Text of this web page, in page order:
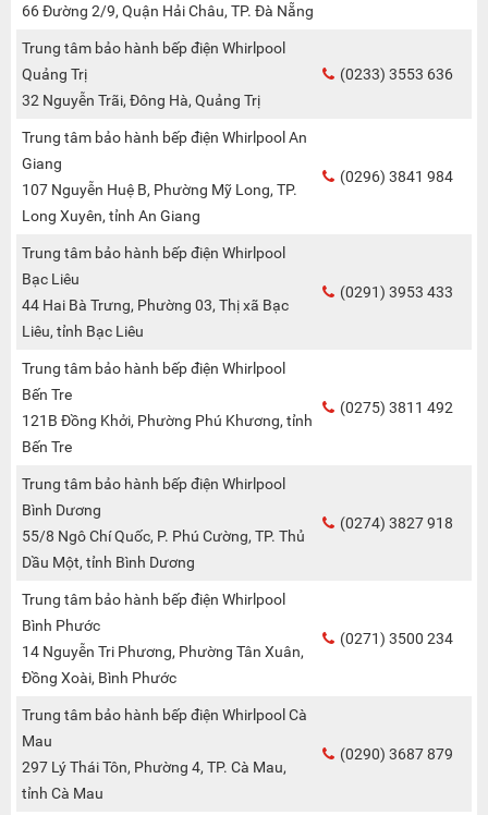
66 Đường 2/9, Quận Hải Châu, TP. Đà Nẵng
Trung tâm bảo hành bếp điện Whirlpool
Quảng Trị
32 Nguyễn Trãi, Đông Hà, Quảng Trị
(0233) 3553 636
Trung tâm bảo hành bếp điện Whirlpool An
Giang
107 Nguyễn Huệ B, Phường Mỹ Long, TP.
Long Xuyên, tỉnh An Giang
(0296) 3841 984
Trung tâm bảo hành bếp điện Whirlpool
Bạc Liêu
44 Hai Bà Trưng, Phường 03, Thị xã Bạc
Liêu, tỉnh Bạc Liêu
(0291) 3953 433
Trung tâm bảo hành bếp điện Whirlpool
Bến Tre
121B Đồng Khởi, Phường Phú Khương, tỉnh
Bến Tre
(0275) 3811 492
Trung tâm bảo hành bếp điện Whirlpool
Bình Dương
55/8 Ngô Chí Quốc, P. Phú Cường, TP. Thủ
Dầu Một, tỉnh Bình Dương
(0274) 3827 918
Trung tâm bảo hành bếp điện Whirlpool
Bình Phước
14 Nguyễn Tri Phương, Phường Tân Xuân,
Đồng Xoài, Bình Phước
(0271) 3500 234
Trung tâm bảo hành bếp điện Whirlpool Cà
Mau
297 Lý Thái Tôn, Phường 4, TP. Cà Mau,
tỉnh Cà Mau
(0290) 3687 879